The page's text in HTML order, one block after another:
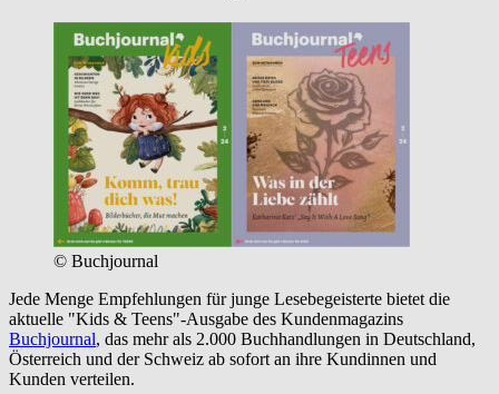
© Buchjournal
Jede Menge Empfehlungen für junge Lesebegeisterte bietet die
aktuelle "Kids & Teens"-Ausgabe des Kundenmagazins
Buchjournal, das mehr als 2.000 Buchhandlungen in Deutschland,
Österreich und der Schweiz ab sofort an ihre Kundinnen und
Kunden verteilen.